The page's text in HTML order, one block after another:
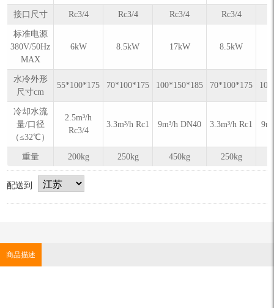
接口尺寸 Rc3/4 Rc3/4 Rc3/4 Rc3/4
标准电源
380V/50Hz
MAX
6kW 8.5kW 17kW 8.5kW
水冷外形
尺寸cm
55*100*175 70*100*175 100*150*185 70*100*175
冷却水流
量/口径
（≤32℃）
2.5m³/h
Rc3/4
3.3m³/h Rc1 9m³/h DN40 3.3m³/h Rc1
重量 200kg 250kg 450kg 250kg
配送到
商品描述